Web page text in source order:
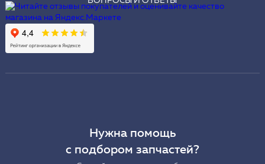
Нужна помощь
с подбором запчастей?